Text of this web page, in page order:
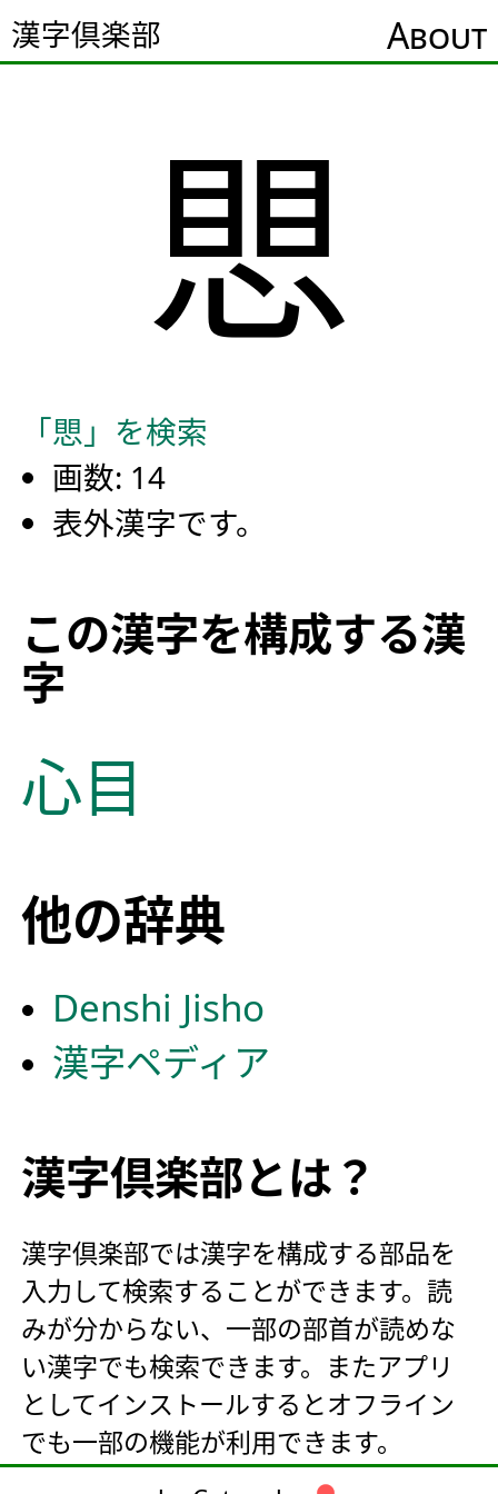
漢字倶楽部 About
愳
「愳」を検索
画数: 14
表外漢字です。
この漢字を構成する漢
字
心目
他の辞典
Denshi Jisho
漢字ペディア
漢字倶楽部とは？
漢字倶楽部では漢字を構成する部品を
入力して検索することができます。読
みが分からない、一部の部首が読めな
い漢字でも検索できます。またアプリ
としてインストールするとオフライン
でも一部の機能が利用できます。